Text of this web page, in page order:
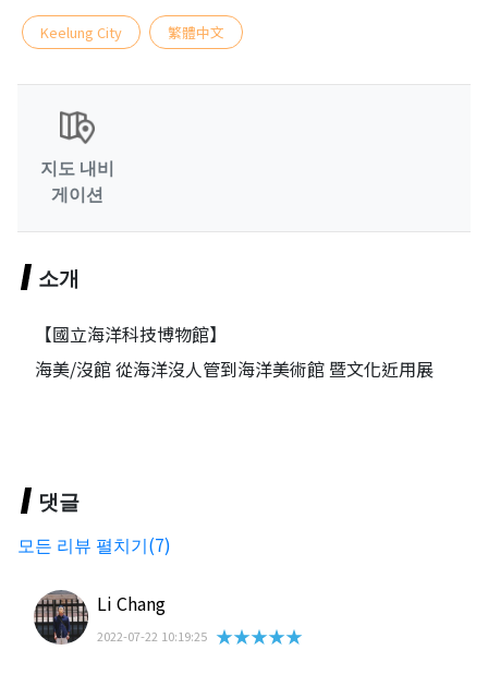
Keelung City 繁體中文
지도 내비
게이션
소개
【國立海洋科技博物館】
海美/沒館 從海洋沒人管到海洋美術館 暨文化近用展
댓글
모든 리뷰 펼치기(7)
Li Chang
2022-07-22 10:19:25 ★★★★★